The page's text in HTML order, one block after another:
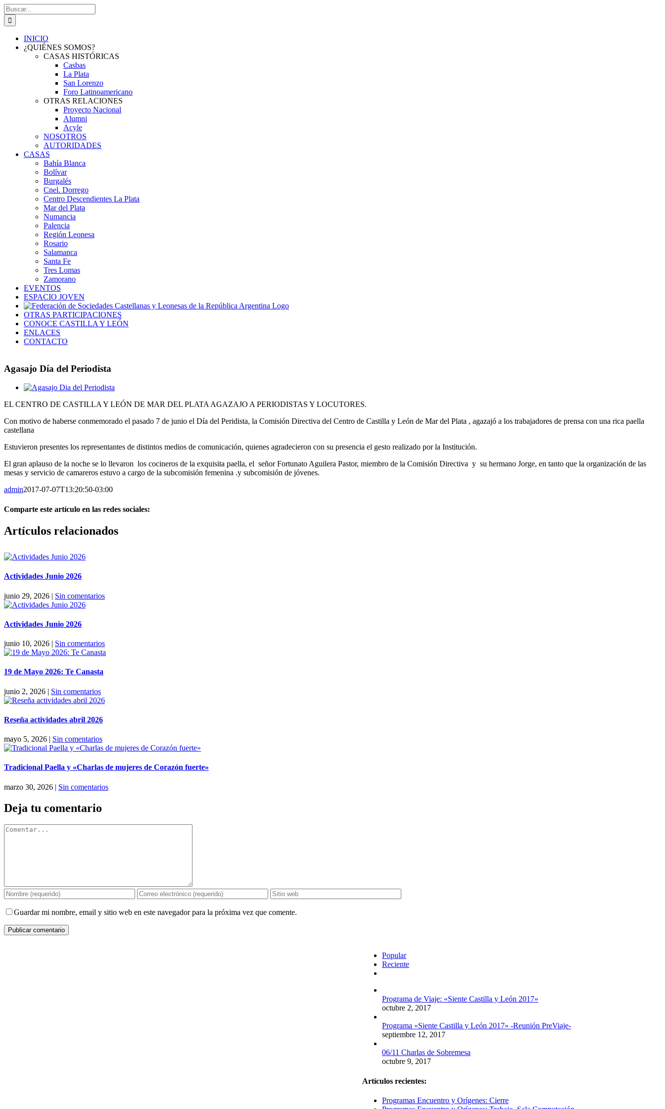
Saltar
al
contenido
Buscar:
INICIO
¿QUIÉNES SOMOS?
CASAS HISTÓRICAS
Casbas
La Plata
San Lorenzo
Foro Latinoamericano
OTRAS RELACIONES
Proyecto Nacional
Alumni
Acyle
NOSOTROS
AUTORIDADES
CASAS
Bahía Blanca
Bolívar
Burgalés
Cnel. Dorrego
Centro Descendientes La Plata
Mar del Plata
Numancia
Palencia
Región Leonesa
Rosario
Salamanca
Santa Fe
Tres Lomas
Zamorano
EVENTOS
ESPACIO JOVEN
OTRAS PARTICIPACIONES
CONOCE CASTILLA Y LEÓN
ENLACES
CONTACTO
Agasajo Día del Periodista
Ver
más
EL CENTRO DE CASTILLA Y LEÓN DE MAR DEL PLATA AGAZAJO A PERIODISTAS Y LOCUTORES.
Con motivo de haberse conmemorado el pasado 7 de junio el Día del Peridista, la Comisión Directiva del Centro de Castilla y León de Mar del Plata , agazajó a los trabajadores de prensa con una rica paella
castellana
Estuvieron presentes los representantes de distintos medios de comunicación, quienes agradecieron con su presencia el gesto realizado por la Institución.
El gran aplauso de la noche se lo llevaron los cocineros de la exquisita paella, el señor Fortunato Aguilera Pastor, miembro de la Comisión Directiva y su hermano Jorge, en tanto que la organización de las
mesas y servicio de camareros estuvo a cargo de la subcomisión femenina .y subcomisión de jóvenes.
admin2017-07-07T13:20:50-03:00
Comparte este artículo en las redes sociales:
Facebook
X
Reddit
LinkedIn
Pinterest
Vk
Artículos relacionados
Actividades Junio 2026
junio 29, 2026 | Sin comentarios
Actividades Junio 2026
junio 10, 2026 | Sin comentarios
19 de Mayo 2026: Te Canasta
junio 2, 2026 | Sin comentarios
Reseña actividades abril 2026
mayo 5, 2026 | Sin comentarios
Tradicional Paella y «Charlas de mujeres de Corazón fuerte»
marzo 30, 2026 | Sin comentarios
Deja tu comentario
Comentar
Guardar mi nombre, email y sitio web en este navegador para la próxima vez que comente.
Popular
Reciente
Programa de Viaje: «Siente Castilla y León 2017»
octubre 2, 2017
Programa «Siente Castilla y León 2017» -Reunión PreViaje-
septiembre 12, 2017
06/11 Charlas de Sobremesa
octubre 9, 2017
Artículos recientes:
Programas Encuentro y Orígenes: Cierre